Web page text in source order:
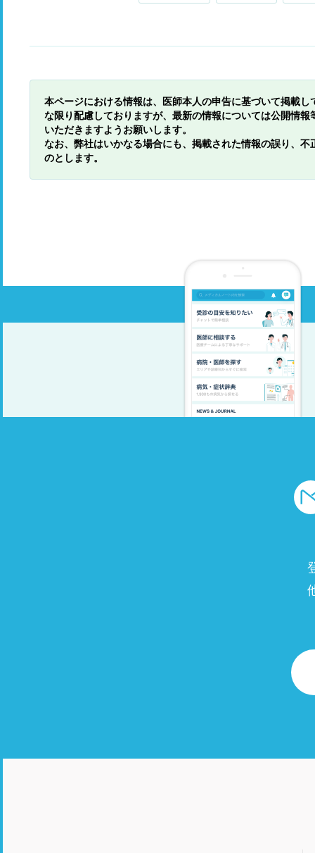
本ページにおける情報は、医師本人の申告に基づいて掲載
な限り配慮しておりますが、最新の情報については公開情
いただきますようお願いします。
なお、弊社はいかなる場合にも、掲載された情報の誤り、
のとします。